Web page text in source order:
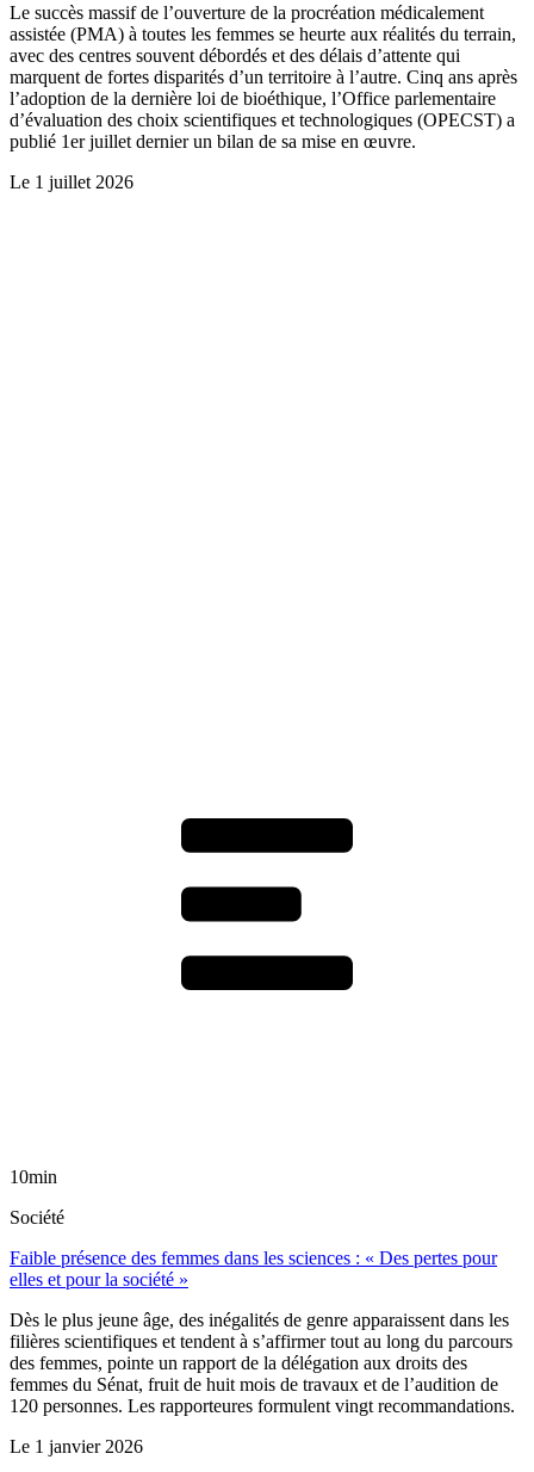
Le succès massif de l’ouverture de la procréation médicalement
assistée (PMA) à toutes les femmes se heurte aux réalités du terrain,
avec des centres souvent débordés et des délais d’attente qui
marquent de fortes disparités d’un territoire à l’autre. Cinq ans après
l’adoption de la dernière loi de bioéthique, l’Office parlementaire
d’évaluation des choix scientifiques et technologiques (OPECST) a
publié 1er juillet dernier un bilan de sa mise en œuvre.
Le 1 juillet 2026
10min
Société
Faible présence des femmes dans les sciences : « Des pertes pour
elles et pour la société »
Dès le plus jeune âge, des inégalités de genre apparaissent dans les
filières scientifiques et tendent à s’affirmer tout au long du parcours
des femmes, pointe un rapport de la délégation aux droits des
femmes du Sénat, fruit de huit mois de travaux et de l’audition de
120 personnes. Les rapporteures formulent vingt recommandations.
Le 1 janvier 2026